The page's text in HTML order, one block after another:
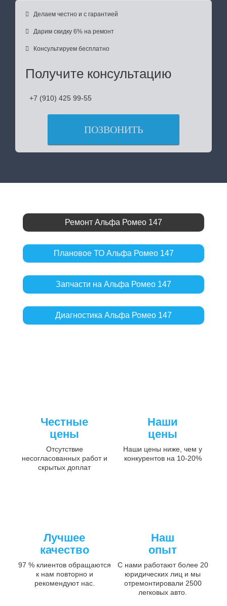
 Делаем честно и с гарантией
 Дарим скидку 6% на ремонт
 Консультируем бесплатно
Получите консультацию
+7 (910) 425 99-55
ПОЗВОНИТЬ
Ремонт Альфа Ромео 147
Плановое ТО Альфа Ромео 147
Запчасти на Альфа Ромео 147
Диагностика Альфа Ромео 147
Честные
цены
Отсутствие
несогласованных работ и
скрытых доплат
Наши
цены
Наши цены ниже, чем у
конкурентов на 10-20%
Лучшее
качество
97 % клиентов обращаются
к нам повторно и
рекомендуют нас.
Наш
опыт
С нами работают более 20
юридических лиц и мы
отремонтировали 2500
легковых авто.